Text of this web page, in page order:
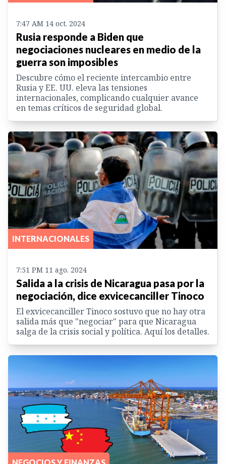
7:47 AM 14 oct. 2024
Rusia responde a Biden que
negociaciones nucleares en medio de la
guerra son imposibles
Descubre cómo el reciente intercambio entre
Rusia y EE. UU. eleva las tensiones
internacionales, complicando cualquier avance
en temas críticos de seguridad global.
INTERNACIONALES
7:51 PM 11 ago. 2024
Salida a la crisis de Nicaragua pasa por la
negociación, dice exvicecanciller Tinoco
El exvicecanciller Tinoco sostuvo que no hay otra
salida más que "negociar" para que Nicaragua
salga de la crisis social y política. Aquí los detalles.